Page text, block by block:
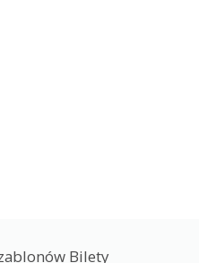
Bilety